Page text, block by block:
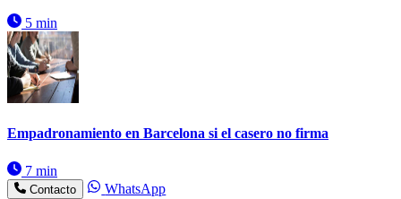
5 min
Empadronamiento en Barcelona si el casero no firma
7 min
Contacto
WhatsApp